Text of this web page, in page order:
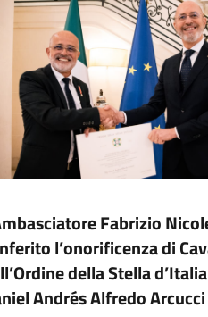
Fabrizio
l’onorificenza di
della Stella
Andrés Alfredo Arcucci